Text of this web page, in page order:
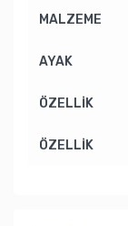
MALZEME
AYAK
ÖZELLİK
ÖZELLİK